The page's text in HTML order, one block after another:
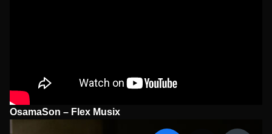
OsamaSon – Flex Musix